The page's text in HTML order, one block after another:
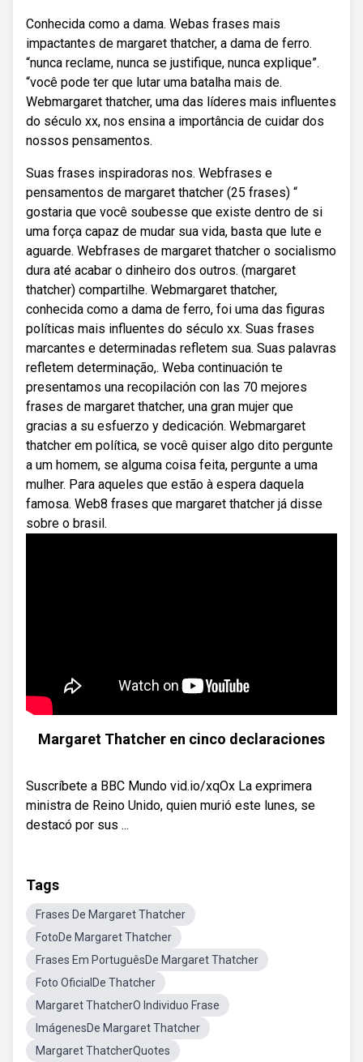
Conhecida como a dama. Webas frases mais
impactantes de margaret thatcher, a dama de ferro.
“nunca reclame, nunca se justifique, nunca explique”.
“você pode ter que lutar uma batalha mais de.
Webmargaret thatcher, uma das líderes mais influentes
do século xx, nos ensina a importância de cuidar dos
nossos pensamentos.
Suas frases inspiradoras nos. Webfrases e
pensamentos de margaret thatcher (25 frases) “
gostaria que você soubesse que existe dentro de si
uma força capaz de mudar sua vida, basta que lute e
aguarde. Webfrases de margaret thatcher o socialismo
dura até acabar o dinheiro dos outros. (margaret
thatcher) compartilhe. Webmargaret thatcher,
conhecida como a dama de ferro, foi uma das figuras
políticas mais influentes do século xx. Suas frases
marcantes e determinadas refletem sua. Suas palavras
refletem determinação,. Weba continuación te
presentamos una recopilación con las 70 mejores
frases de margaret thatcher, una gran mujer que
gracias a su esfuerzo y dedicación. Webmargaret
thatcher em política, se você quiser algo dito pergunte
a um homem, se alguma coisa feita, pergunte a uma
mulher. Para aqueles que estão à espera daquela
famosa. Web8 frases que margaret thatcher já disse
sobre o brasil.
Margaret Thatcher en cinco declaraciones
Suscríbete a BBC Mundo vid.io/xqOx La exprimera
ministra de Reino Unido, quien murió este lunes, se
destacó por sus ...
Tags
Frases De Margaret Thatcher
FotoDe Margaret Thatcher
Frases Em PortuguêsDe Margaret Thatcher
Foto OficialDe Thatcher
Margaret ThatcherO Individuo Frase
ImágenesDe Margaret Thatcher
Margaret ThatcherQuotes